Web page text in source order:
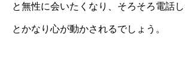
と無性に会いたくなり、そろそろ電話
とかなり心が動かされるでしょう。